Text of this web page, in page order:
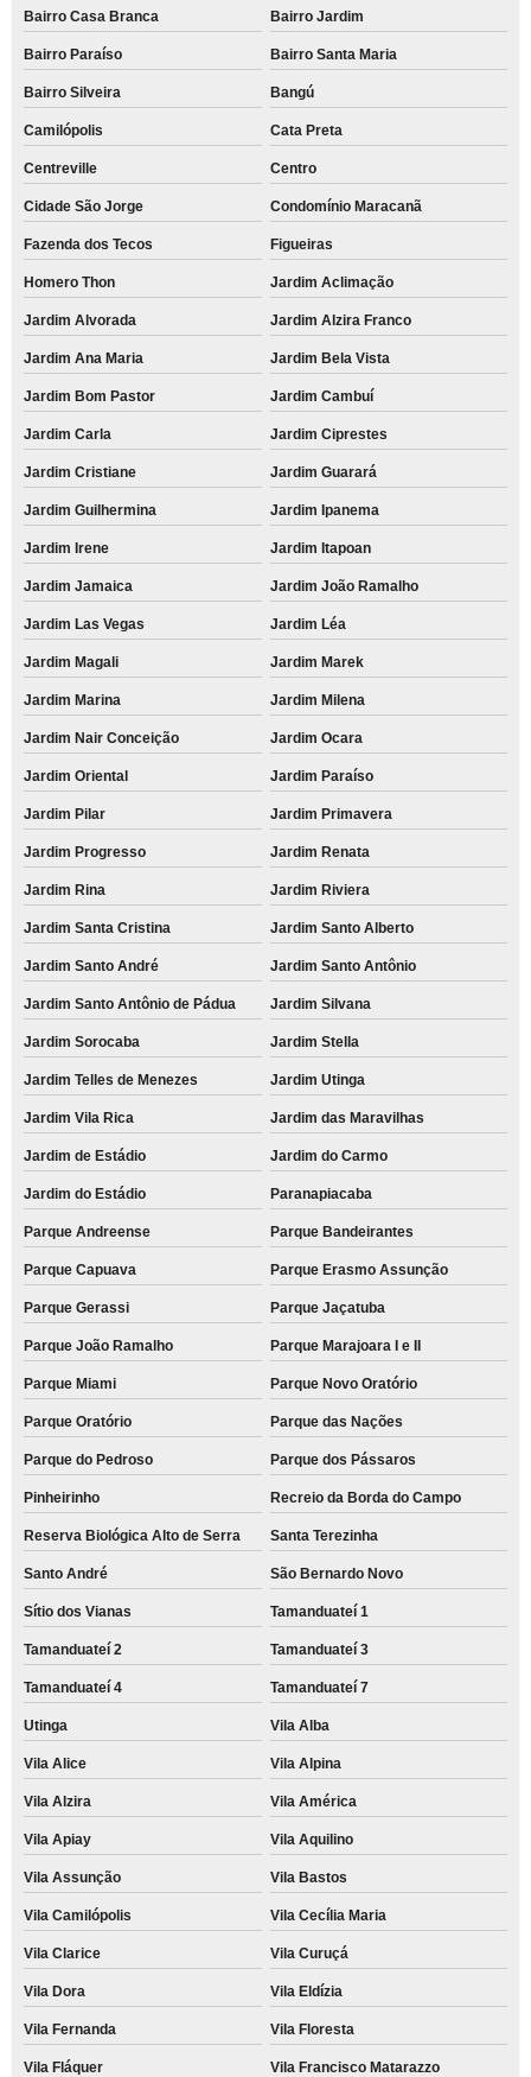
Bairro Casa Branca Bairro Jardim
Bairro Paraíso Bairro Santa Maria
Bairro Silveira Bangú
Camilópolis Cata Preta
Centreville Centro
Cidade São Jorge Condomínio Maracanã
Fazenda dos Tecos Figueiras
Homero Thon Jardim Aclimação
Jardim Alvorada Jardim Alzira Franco
Jardim Ana Maria Jardim Bela Vista
Jardim Bom Pastor Jardim Cambuí
Jardim Carla Jardim Ciprestes
Jardim Cristiane Jardim Guarará
Jardim Guilhermina Jardim Ipanema
Jardim Irene Jardim Itapoan
Jardim Jamaica Jardim João Ramalho
Jardim Las Vegas Jardim Léa
Jardim Magali Jardim Marek
Jardim Marina Jardim Milena
Jardim Nair Conceição Jardim Ocara
Jardim Oriental Jardim Paraíso
Jardim Pilar Jardim Primavera
Jardim Progresso Jardim Renata
Jardim Rina Jardim Riviera
Jardim Santa Cristina Jardim Santo Alberto
Jardim Santo André Jardim Santo Antônio
Jardim Santo Antônio de Pádua Jardim Silvana
Jardim Sorocaba Jardim Stella
Jardim Telles de Menezes Jardim Utinga
Jardim Vila Rica Jardim das Maravilhas
Jardim de Estádio Jardim do Carmo
Jardim do Estádio Paranapiacaba
Parque Andreense Parque Bandeirantes
Parque Capuava Parque Erasmo Assunção
Parque Gerassi Parque Jaçatuba
Parque João Ramalho Parque Marajoara I e II
Parque Miami Parque Novo Oratório
Parque Oratório Parque das Nações
Parque do Pedroso Parque dos Pássaros
Pinheirinho Recreio da Borda do Campo
Reserva Biológica Alto de Serra Santa Terezinha
Santo André São Bernardo Novo
Sítio dos Vianas Tamanduateí 1
Tamanduateí 2 Tamanduateí 3
Tamanduateí 4 Tamanduateí 7
Utinga Vila Alba
Vila Alice Vila Alpina
Vila Alzira Vila América
Vila Apiay Vila Aquilino
Vila Assunção Vila Bastos
Vila Camilópolis Vila Cecília Maria
Vila Clarice Vila Curuçá
Vila Dora Vila Eldízia
Vila Fernanda Vila Floresta
Vila Fláquer Vila Francisco Matarazzo